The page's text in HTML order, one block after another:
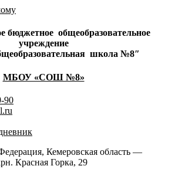
бюджетное общеобразовательное
учреждение
школа №8″
МБОУ «СОШ №8»
90
Кемеровская область —
Красная Горка, 29